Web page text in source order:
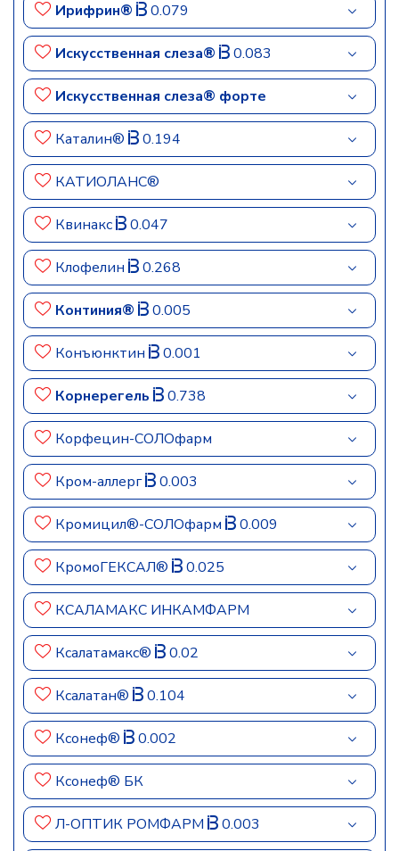
Ирифрин® 0.079
Искусственная слеза® 0.083
Искусственная слеза® форте
Каталин® 0.194
КАТИОЛАНС®
Квинакс 0.047
Клофелин 0.268
Континия® 0.005
Конъюнктин 0.001
Корнерегель 0.738
Корфецин-СОЛОфарм
Кром-аллерг 0.003
Кромицил®-СОЛОфарм 0.009
КромоГЕКСАЛ® 0.025
КСАЛАМАКС ИНКАМФАРМ
Ксалатамакс® 0.02
Ксалатан® 0.104
Ксонеф® 0.002
Ксонеф® БК
Л-ОПТИК РОМФАРМ 0.003